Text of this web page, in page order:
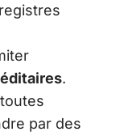
.
par des